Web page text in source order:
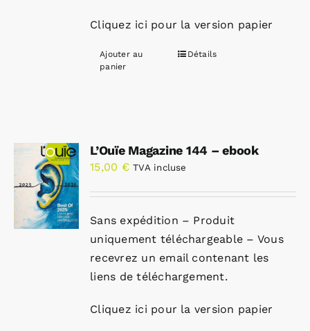
Cliquez ici pour la version papier
Ajouter au
panier
Détails
L’Ouïe Magazine 144 – ebook
15,00 € TVA incluse
Sans expédition – Produit
uniquement téléchargeable – Vous
recevrez un email contenant les
liens de téléchargement.
Cliquez ici pour la version papier